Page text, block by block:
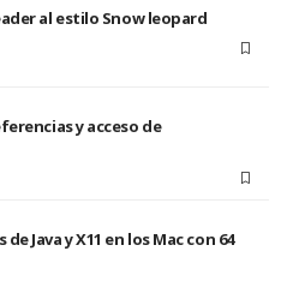
al estilo Snow leopard
y acceso de
Java y X11 en los Mac con 64